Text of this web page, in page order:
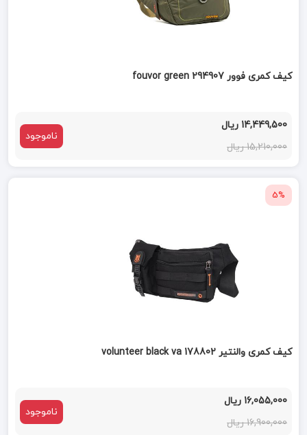
کیف کمری فوور fouvor green 294907
14,449,500 ریال
15,210,000 ریال
ناموجود
5%
کیف کمری والنتیر volunteer black va 178802
16,055,000 ریال
16,900,000 ریال
ناموجود